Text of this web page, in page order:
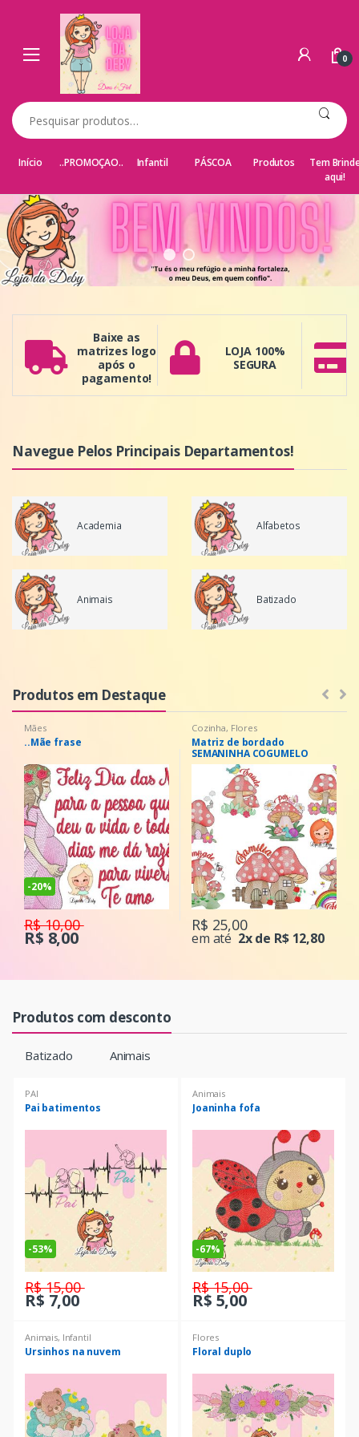
0
Pesquisar por:
Início ..PROMOÇAO.. Infantil PÁSCOA Produtos
Tem
aqui!
Baixe as
matrizes logo
após o
pagamento!
LOJA 100%
SEGURA
Navegue Pelos Principais Departamentos!
Academia Alfabetos
Animais Batizado
Produtos em Destaque
Cozinha
Matriz de bordado
R$ 25,00
em até2x de R$ 12,80
Alfabetos
Alfabeto borda
-58%
R$ 12,00
R$ 5,00
Produtos com desconto
Batizado Animais
PAI
Pai batimentos
-53%
R$ 15,00
R$ 7,00
Animais
Joaninha fofa
-67%
R$ 15,00
R$ 5,00
Animais, Infantil
Ursinhos na nuvem
Flores
Floral duplo